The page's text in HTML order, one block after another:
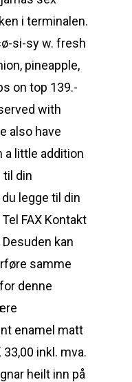
i terminalen.
si-sy w. fresh
pineapple,
on top 139.-
with
also have
little addition
til din
legge til din
FAX Kontakt
kan
samme
denne
enamel matt
inkl. mva.
heilt inn på